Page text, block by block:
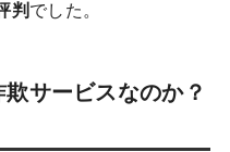
判 でした。
サービスなのか？